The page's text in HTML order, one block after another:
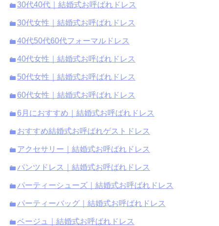
30代40代｜結婚式お呼ばれドレス
30代女性｜結婚式お呼ばれドレス
40代50代60代フォーマルドレス
40代女性｜結婚式お呼ばれドレス
50代女性｜結婚式お呼ばれドレス
60代女性｜結婚式お呼ばれドレス
6月におすすめ｜結婚式お呼ばれドレス
おすすめ結婚式お呼ばれゲストドレス
アクセサリー｜結婚式お呼ばれドレス
パンツドレス｜結婚式お呼ばれドレス
パーティーシューズ｜結婚式お呼ばれドレス
パーティーバッグ｜結婚式お呼ばれドレス
ベージュ｜結婚式お呼ばれドレス